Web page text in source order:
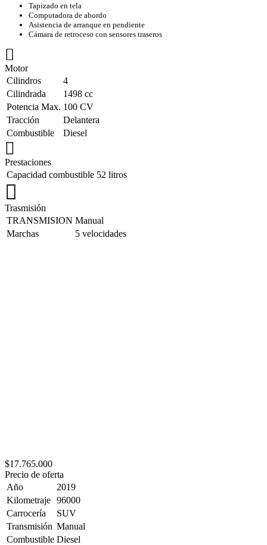
Tapizado en tela
Computadora de abordo
Asistencia de arranque en pendiente
Cámara de retroceso con sensores traseros
Motor
Cilindros
4
Cilindrada
1498 cc
Potencia Max. 100 CV
Tracción
Delantera
Combustible
Diesel
Prestaciones
Capacidad combustible 52 litros
Trasmisión
TRANSMISION Manual
Marchas
5 velocidades
$17.765.000
Precio de oferta
Año
2019
Kilometraje 96000
Carrocería
SUV
Transmisión Manual
Combustible Diesel